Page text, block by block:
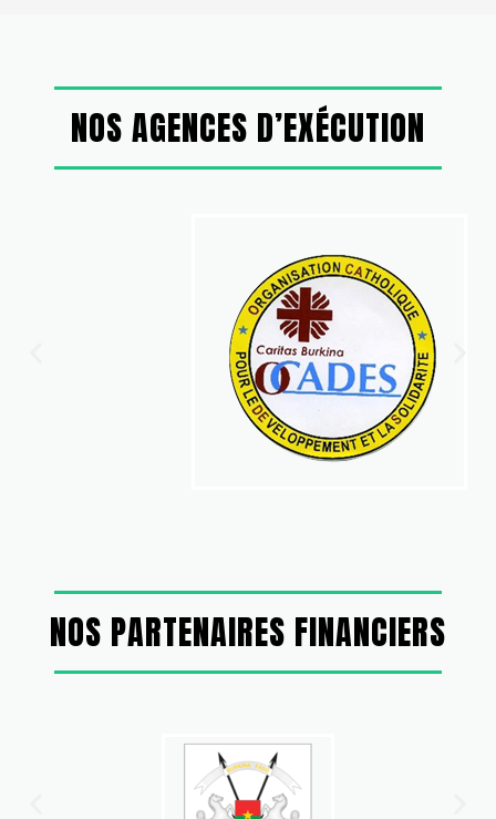
NOS AGENCES D’EXÉCUTION
NOS PARTENAIRES FINANCIERS